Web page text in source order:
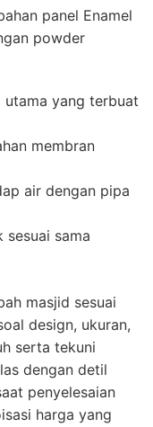
panel Enamel
powder
utama yang terbuat
membran
air dengan pipa
sesuai sama
masjid sesuai
design, ukuran,
serta tekuni
dengan detil
penyelesaian
harga yang